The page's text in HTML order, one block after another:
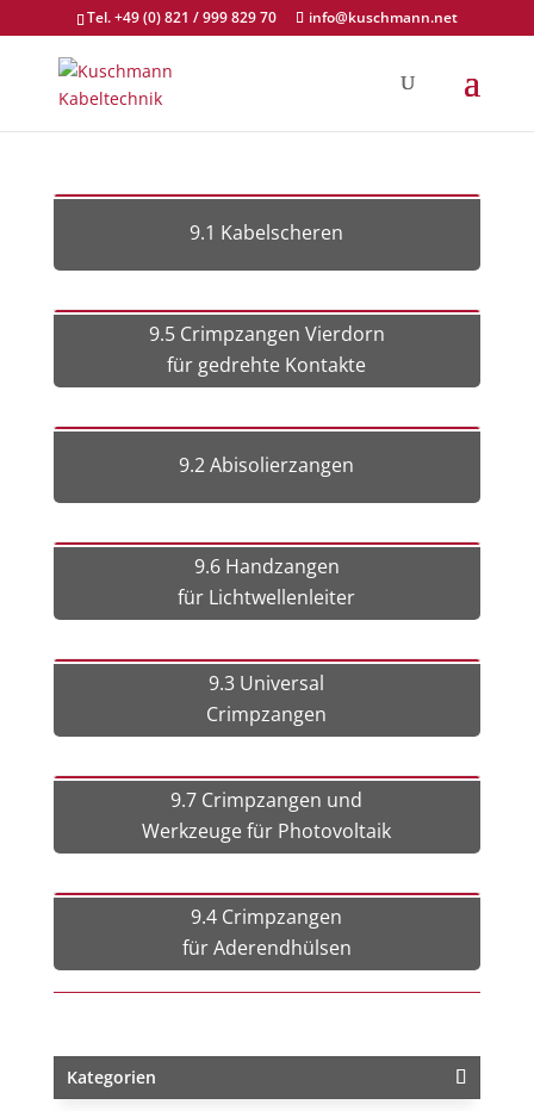
Tel. +49 (0) 821 / 999 829 70 info@kuschmann.net
9.1 Kabelscheren
9.5 Crimpzangen Vierdorn
für gedrehte Kontakte
9.2 Abisolierzangen
9.6 Handzangen
für Lichtwellenleiter
9.3 Universal
Crimpzangen
9.7 Crimpzangen und
Werkzeuge für Photovoltaik
9.4 Crimpzangen
für Aderendhülsen
Kategorien